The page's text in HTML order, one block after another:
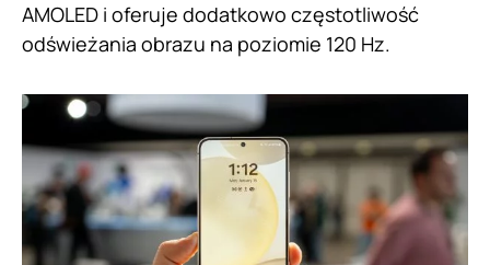
AMOLED i oferuje dodatkowo częstotliwość
odświeżania obrazu na poziomie 120 Hz.